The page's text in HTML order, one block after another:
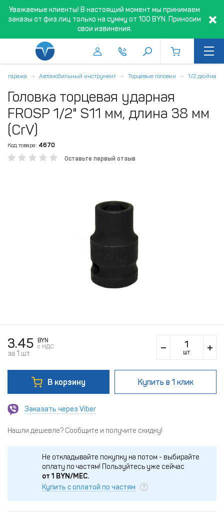
Уважаемые клиенты! В настоящий момент мы принимаем
заказы от физ.лиц только на сумму от 100 BYN. Приносим
свои извинения.
и гаража Автомобильный инструмент Торцевые головки 1/2 дюйма
Головка торцевая ударная
FROSP 1/2" S11 мм, длина 38 мм
(CrV)
Код товара: 4670
Оставьте первый отзыв
3.45
BYN
c НДС
за 1 шт. шт
В корзину Купить в 1 клик
Заказать через Viber
Нашли дешевле? Сообщите и получите скидку!
Не откладывайте покупку на потом - выбирайте
оплату по частям! Пользуйтесь уже сейчас
от 1 BYN/МЕС.
Купить с оплатой по частям